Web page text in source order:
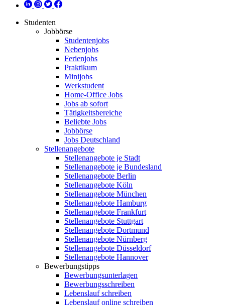
Studenten
Jobbörse
Studentenjobs
Nebenjobs
Ferienjobs
Praktikum
Minijobs
Werkstudent
Home-Office Jobs
Jobs ab sofort
Tätigkeitsbereiche
Beliebte Jobs
Jobbörse
Jobs Deutschland
Stellenangebote
Stellenangebote je Stadt
Stellenangebote je Bundesland
Stellenangebote Berlin
Stellenangebote Köln
Stellenangebote München
Stellenangebote Hamburg
Stellenangebote Frankfurt
Stellenangebote Stuttgart
Stellenangebote Dortmund
Stellenangebote Nürnberg
Stellenangebote Düsseldorf
Stellenangebote Hannover
Bewerbungstipps
Bewerbungsunterlagen
Bewerbungsschreiben
Lebenslauf schreiben
Lebenslauf online schreiben